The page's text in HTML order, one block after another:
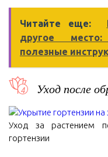
Читайте еще:
другое место:
полезные
Уход после
Уход за растением
гортензии